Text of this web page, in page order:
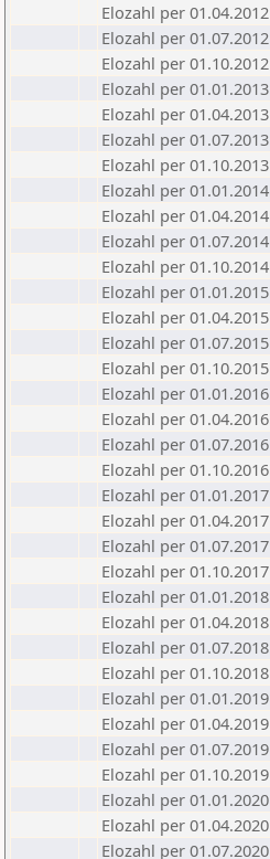
Elozahl per 01.04.2012
Elozahl per 01.07.2012
Elozahl per 01.10.2012
Elozahl per 01.01.2013
Elozahl per 01.04.2013
Elozahl per 01.07.2013
Elozahl per 01.10.2013
Elozahl per 01.01.2014
Elozahl per 01.04.2014
Elozahl per 01.07.2014
Elozahl per 01.10.2014
Elozahl per 01.01.2015
Elozahl per 01.04.2015
Elozahl per 01.07.2015
Elozahl per 01.10.2015
Elozahl per 01.01.2016
Elozahl per 01.04.2016
Elozahl per 01.07.2016
Elozahl per 01.10.2016
Elozahl per 01.01.2017
Elozahl per 01.04.2017
Elozahl per 01.07.2017
Elozahl per 01.10.2017
Elozahl per 01.01.2018
Elozahl per 01.04.2018
Elozahl per 01.07.2018
Elozahl per 01.10.2018
Elozahl per 01.01.2019
Elozahl per 01.04.2019
Elozahl per 01.07.2019
Elozahl per 01.10.2019
Elozahl per 01.01.2020
Elozahl per 01.04.2020
Elozahl per 01.07.2020